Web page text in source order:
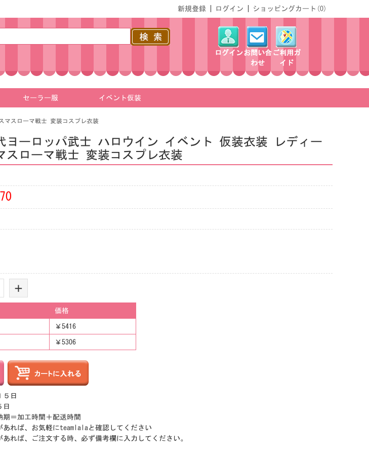
ショッピングカート(0)
ログイン
新規登録
ログインお問い合
わせ
ご利用ガ
イド
セーラー服 イベント仮装
マスローマ戦士 変装コスプレ衣装
ヨーロッパ武士 ハロウイン イベント 仮装衣装 レディー
スローマ戦士 変装コスプレ衣装
+
価格
￥5416
￥5306
５日
日
期＝加工時間＋配送時間
あれば、お気軽にteamlalaと確認してください
あれば、ご注文する時、必ず備考欄に入力してください。